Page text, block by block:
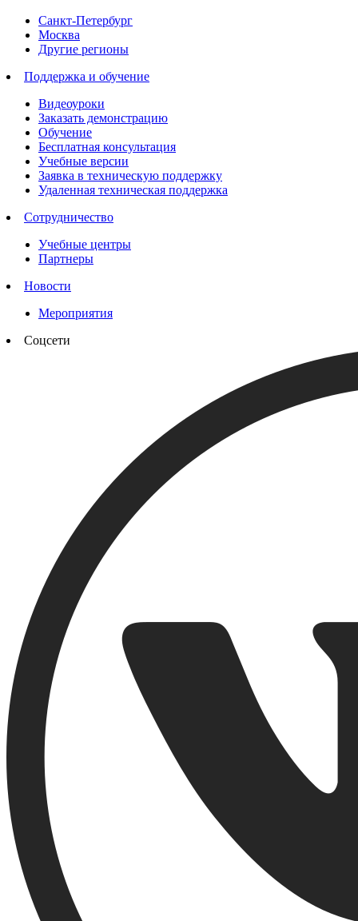
Санкт-Петербург
Москва
Другие регионы
Поддержка и обучение
Видеоуроки
Заказать демонстрацию
Обучение
Бесплатная консультация
Учебные версии
Заявка в техническую поддержку
Удаленная техническая поддержка
Сотрудничество
Учебные центры
Партнеры
Новости
Мероприятия
Соцсети